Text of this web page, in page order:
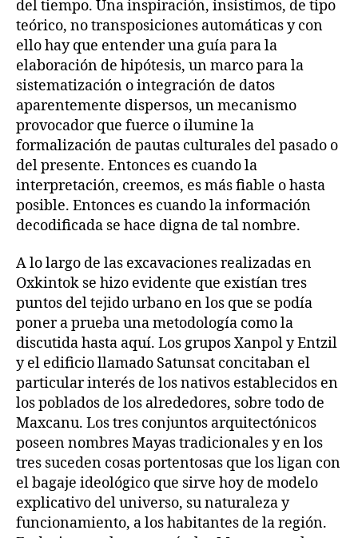
del tiempo. Una inspiración, insistimos, de tipo
teórico, no transposiciones automáticas y con
ello hay que entender una guía para la
elaboración de hipótesis, un marco para la
sistematización o integración de datos
aparentemente dispersos, un mecanismo
provocador que fuerce o ilumine la
formalización de pautas culturales del pasado o
del presente. Entonces es cuando la
interpretación, creemos, es más fiable o hasta
posible. Entonces es cuando la información
decodificada se hace digna de tal nombre.
A lo largo de las excavaciones realizadas en
Oxkintok se hizo evidente que existían tres
puntos del tejido urbano en los que se podía
poner a prueba una metodología como la
discutida hasta aquí. Los grupos Xanpol y Entzil
y el edificio llamado Satunsat concitaban el
particular interés de los nativos establecidos en
los poblados de los alrededores, sobre todo de
Maxcanu. Los tres conjuntos arquitectónicos
poseen nombres Mayas tradicionales y en los
tres suceden cosas portentosas que los ligan con
el bagaje ideológico que sirve hoy de modelo
explicativo del universo, su naturaleza y
funcionamiento, a los habitantes de la región.